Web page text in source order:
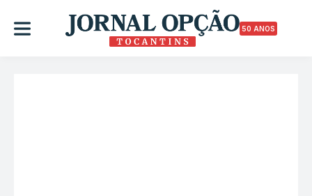
50 ANOS